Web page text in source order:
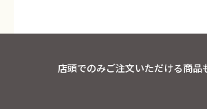
店頭でのみご注文いただける商品